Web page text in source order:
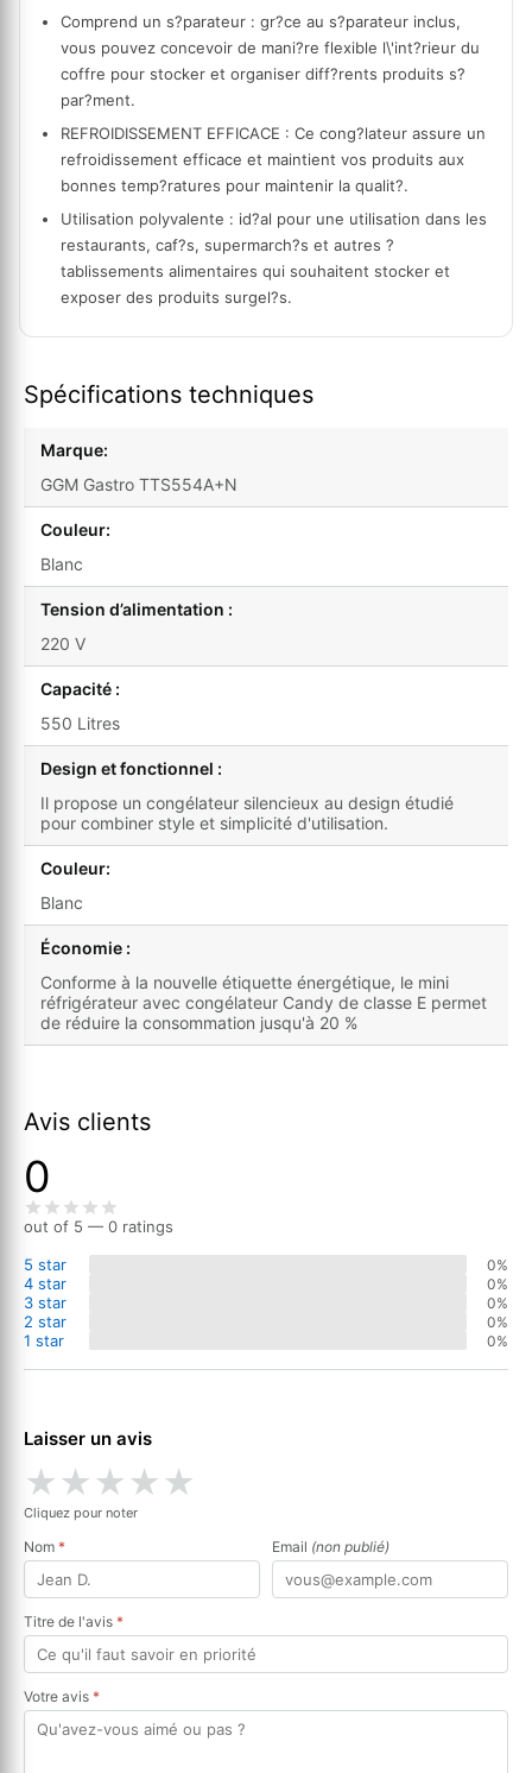
Comprend un s?parateur : gr?ce au s?parateur inclus,
vous pouvez concevoir de mani?re flexible l\'int?rieur du
coffre pour stocker et organiser diff?rents produits s?
par?ment.
REFROIDISSEMENT EFFICACE : Ce cong?lateur assure un
refroidissement efficace et maintient vos produits aux
bonnes temp?ratures pour maintenir la qualit?.
Utilisation polyvalente : id?al pour une utilisation dans les
restaurants, caf?s, supermarch?s et autres ?
tablissements alimentaires qui souhaitent stocker et
exposer des produits surgel?s.
Spécifications techniques
Marque:
GGM Gastro TTS554A+N
Couleur:
Blanc
Tension d’alimentation :
220 V
Capacité :
550 Litres
Design et fonctionnel :
Il propose un congélateur silencieux au design étudié
pour combiner style et simplicité d'utilisation.
Couleur:
Blanc
Économie :
Conforme à la nouvelle étiquette énergétique, le mini
réfrigérateur avec congélateur Candy de classe E permet
de réduire la consommation jusqu'à 20 %
Avis clients
0
out of 5 — 0 ratings
5 star
0%
4 star 0%
3 star 0%
2 star 0%
1 star 0%
Laisser un avis
★★★★★
Cliquez pour noter
Nom * Email (non publié)
Titre de l'avis *
Votre avis *